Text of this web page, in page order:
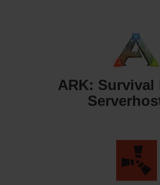
ARK: Survival